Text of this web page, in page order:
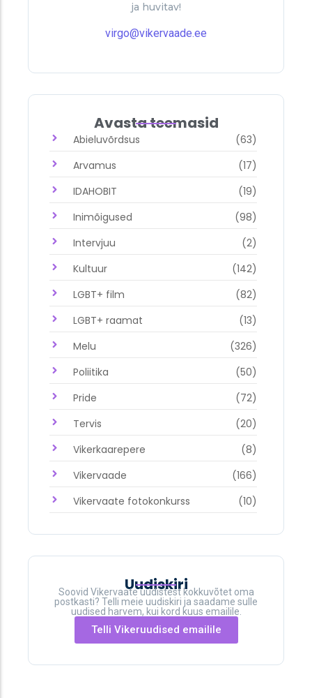
ja huvitav!
virgo@vikervaade.ee
Avasta teemasid
Abieluvõrdsus
(63)
Arvamus
(17)
IDAHOBIT
(19)
Inimõigused
(98)
Intervjuu
(2)
Kultuur
(142)
LGBT+ film
(82)
LGBT+ raamat
(13)
Melu
(326)
Poliitika
(50)
Pride
(72)
Tervis
(20)
Vikerkaarepere
(8)
Vikervaade
(166)
Vikervaate fotokonkurss
(10)
Uudiskiri
Soovid Vikervaate uudistest kokkuvõtet oma
postkasti? Telli meie uudiskiri ja saadame sulle
uudised harvem, kui kord kuus emailile.
Telli Vikeruudised emailile